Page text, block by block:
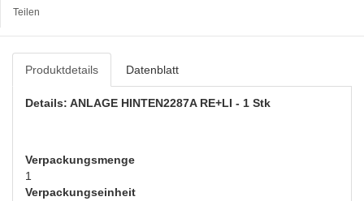
Teilen
Produktdetails Datenblatt
Details: ANLAGE HINTEN2287A RE+LI - 1 Stk
Verpackungsmenge
1
Verpackungseinheit